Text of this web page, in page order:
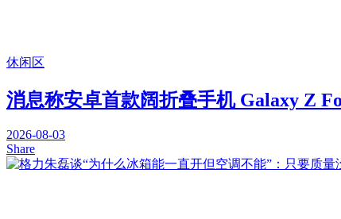
休闲区
消息称安卓首款阔折叠手机 Galaxy Z
2026-08-03
Share